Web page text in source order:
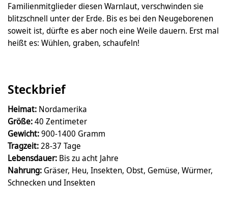
Familienmitglieder diesen Warnlaut, verschwinden sie
blitzschnell unter der Erde. Bis es bei den Neugeborenen
soweit ist, dürfte es aber noch eine Weile dauern. Erst mal
heißt es: Wühlen, graben, schaufeln!
Steckbrief
Heimat: Nordamerika
Größe:40 Zentimeter
Gewicht:900-1400 Gramm
Tragzeit:28-37 Tage
Lebensdauer: Bis zu acht Jahre
Nahrung: Gräser, Heu, Insekten, Obst, Gemüse, Würmer,
Schnecken und Insekten